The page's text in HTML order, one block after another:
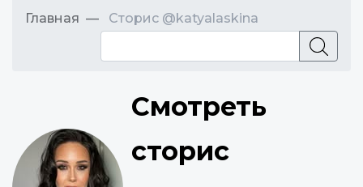
Главная Сторис @katyalaskina
Смотреть
сторис